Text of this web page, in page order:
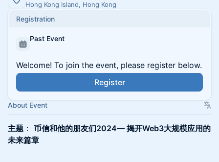
Hong Kong Island, Hong Kong
Registration
Past Event
Welcome! To join the event, please register below.
Register
About Event
主题 ： 币信和他的朋友们2024— 揭开Web3大规模应用的
未来篇章